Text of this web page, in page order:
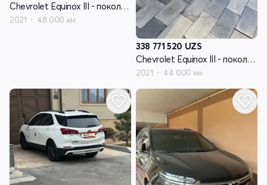
Chevrolet Equinox III - поколение рестайлинг
2021 48 000 км
338 771 520 UZS
Chevrolet Equinox III - поколение рестайлинг
2021 44 000 км